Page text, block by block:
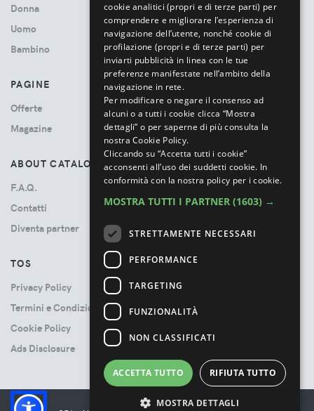
Donna
Uomo
Bambino
PAGINE
Offerte
Magazine
ABOUT CATALOVE
F.A.Q.
Contatti
Diventa partner
TOS
Privacy Policy
Termini e Condizioni
Cookie Policy
Ads Disclosure
cookie analitici (propri e di terze parti) per
comprendere e migliorare l’esperienza di
navigazione dell’utente, nonché cookie di
profilazione (propri e di terze parti) per
inviarti pubblicità in linea con le tue
preferenze manifestate nell’ambito della
navigazione in rete.
Per modificare o negare il consenso ad
alcuni o a tutti i cookie clicca “Mostra
dettagli” o per saperne di più consulta la
nostra Cookie Policy.
Cliccando su “Accetta tutti i cookie”
acconsenti all’uso dei suddetti cookie. In
conformità con la nostra policy per i cookie.
MOSTRA TUTTI I PARTNER (1603) →
STRETTAMENTE NECESSARI
PERFORMANCE
TARGETING
FUNZIONALITÀ
NON CLASSIFICATI
ACCETTA TUTTO RIFIUTA TUTTO
MOSTRA DETTAGLI